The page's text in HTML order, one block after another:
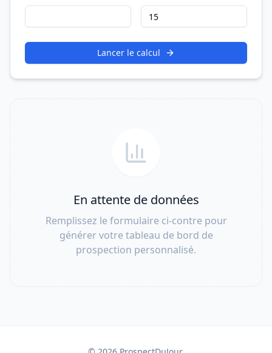
Lancer le calcul
En attente de données
Remplissez le formulaire ci-contre pour
générer votre tableau de bord de
prospection personnalisé.